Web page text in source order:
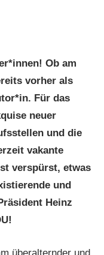
Ob am
vorher als
Für das
neuer
und die
vakante
verspürst, etwas
und
Heinz
überalternder und